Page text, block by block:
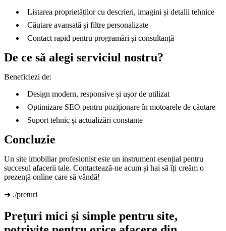
Listarea proprietăților cu descrieri, imagini și detalii tehnice
Căutare avansată și filtre personalizate
Contact rapid pentru programări și consultanță
De ce să alegi serviciul nostru?
Beneficiezi de:
Design modern, responsive și ușor de utilizat
Optimizare SEO pentru poziționare în motoarele de căutare
Suport tehnic și actualizări constante
Concluzie
Un site imobiliar profesionist este un instrument esențial pentru
succesul afacerii tale. Contactează-ne acum și hai să îți creăm o
prezență online care să vândă!
➜ ./preturi
Prețuri mici și simple pentru site,